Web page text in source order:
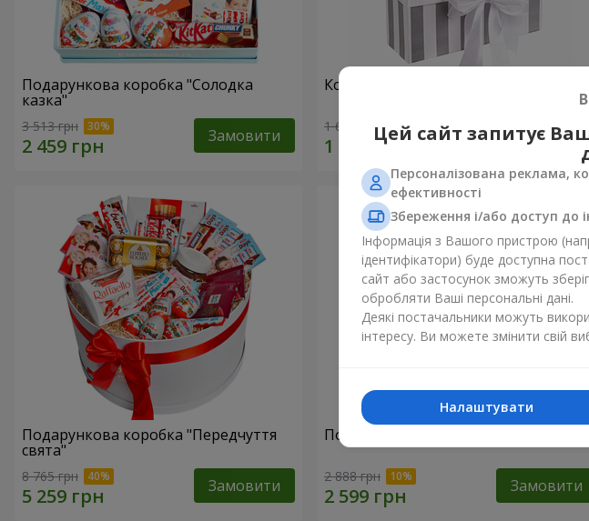
Подарункова коробка "Солодка
казка"
3 513 грн Замовити
Композиція "Солодка ніжність"
1 666 грн Замовити
Подарункова коробка "Передчуття
свята"
8 765 грн Замовити
Подарунковий кошик "Дитяче свято!"
2 888 грн Замовити
Цей сайт запитує
Персоналізована реклама,
ефективності
Збереження і/або доступ до
Інформація з Вашого пристрою
ідентифікатори) буде доступна
сайт або застосунок зможуть
обробляти Ваші персональні дані.
Деякі постачальники можуть
інтересу. Ви можете змінити свій
Налаштувати